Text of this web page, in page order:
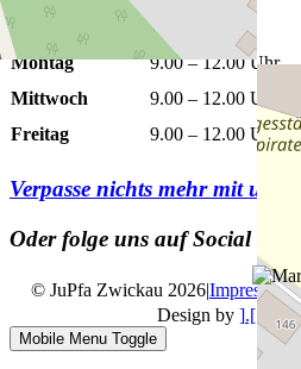
Öffnungszeiten
Montag 9.00 – 12.00 Uhr
Mittwoch
9.00 – 12.00 Uhr
Freitag
9.00 – 12.00 Uhr
Verpasse nichts mehr mit
Oder folge uns auf Social
© JuPfa Zwickau 2026|Impressum|
Design by ].[
Mobile Menu Toggle